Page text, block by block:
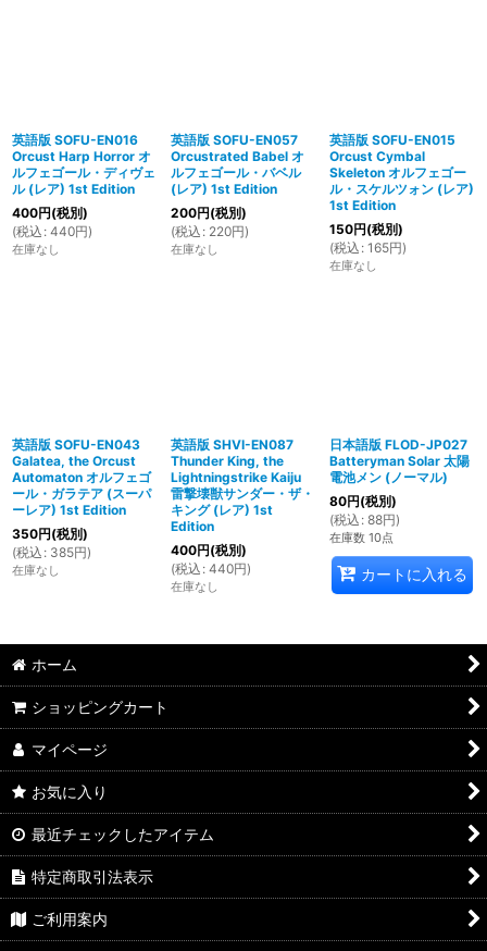
英語版 SOFU-EN016
Orcust Harp Horror オ
ルフェゴール・ディヴェ
ル (レア) 1st Edition
400円(税別)
(税込 : 440円)
在庫なし
英語版 SOFU-EN057
Orcustrated Babel オ
ルフェゴール・バベル
(レア) 1st Edition
200円(税別)
(税込 : 220円)
在庫なし
英語版 SOFU-EN015
Orcust Cymbal
Skeleton オルフェゴー
ル・スケルツォン (レア)
1st Edition
150円(税別)
(税込 : 165円)
在庫なし
英語版 SOFU-EN043
Galatea, the Orcust
Automaton オルフェゴ
ール・ガラテア (スーパ
ーレア) 1st Edition
350円(税別)
(税込 : 385円)
在庫なし
英語版 SHVI-EN087
Thunder King, the
Lightningstrike Kaiju
雷撃壊獣サンダー・ザ・
キング (レア) 1st
Edition
400円(税別)
(税込 : 440円)
在庫なし
日本語版 FLOD-JP027
Batteryman Solar 太陽
電池メン (ノーマル)
80円(税別)
(税込 : 88円)
在庫数 10点
カートに入れる
ホーム
ショッピングカート
マイページ
お気に入り
最近チェックしたアイテム
特定商取引法表示
ご利用案内